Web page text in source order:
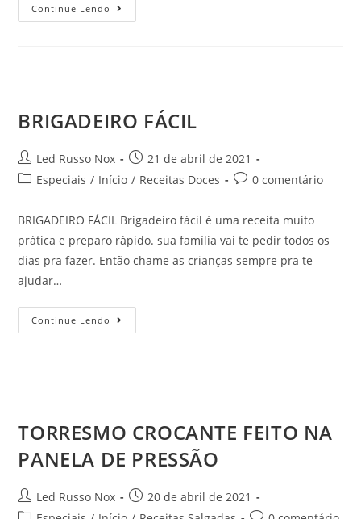
Continue Lendo
BRIGADEIRO FÁCIL
Led Russo Nox
21 de abril de 2021
Especiais / Início / Receitas Doces 0 comentário
BRIGADEIRO FÁCIL Brigadeiro fácil é uma receita muito
prática e preparo rápido. sua família vai te pedir todos os
dias pra fazer. Então chame as crianças sempre pra te
ajudar…
Continue Lendo
TORRESMO CROCANTE FEITO NA
PANELA DE PRESSÃO
Led Russo Nox
20 de abril de 2021